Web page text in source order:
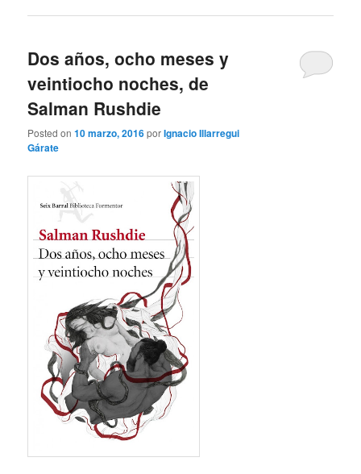
Dos años, ocho meses y
veintiocho noches, de
Salman Rushdie
Posted on10 marzo, 2016porIgnacio Illarregui
Gárate